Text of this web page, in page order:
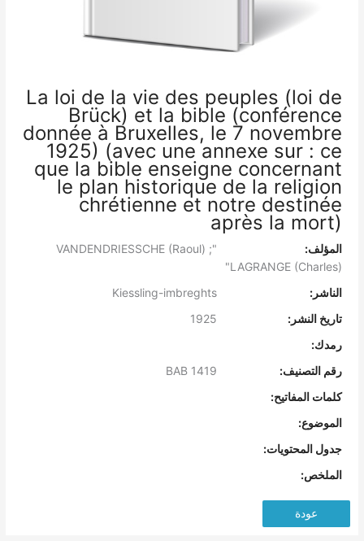
La loi de la vie des peuples (loi de
Brück) et la bible (conférence
donnée à Bruxelles, le 7 novembre
1925) (avec une annexe sur : ce
que la bible enseigne concernant
le plan historique de la religion
chrétienne et notre destinée
après la mort)
المؤلف:
"VANDENDRIESSCHE (Raoul) ;
LAGRANGE (Charles)"
الناشر:
Kiessling-imbreghts
تاريخ النشر:
رمدك:
رقم التصنيف:
كلمات المفاتيح:
الموضوع:
جدول المحتويات:
الملخص:
عودة